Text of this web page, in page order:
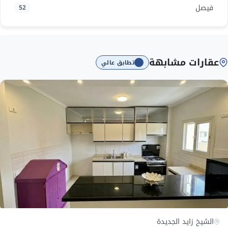
فيصل 52
عقارات مشابهة تطابق عالي
الشيخ زايد الجديدة